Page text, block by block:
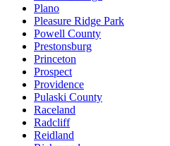
Plano
Pleasure Ridge Park
Powell County
Prestonsburg
Princeton
Prospect
Providence
Pulaski County
Raceland
Radcliff
Reidland